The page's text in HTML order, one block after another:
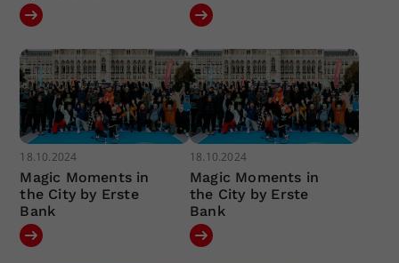
18.10.2024
Magic Moments in
the City by Erste
Bank
18.10.2024
Magic Moments in
the City by Erste
Bank